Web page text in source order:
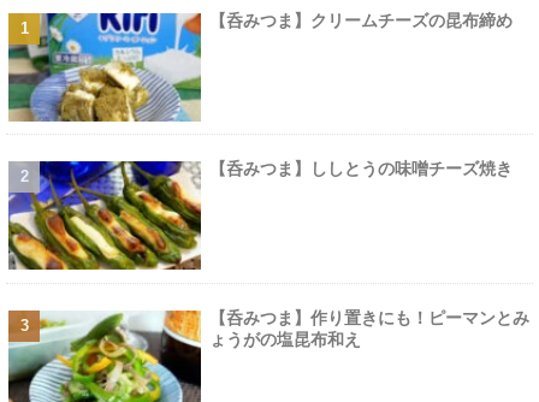
【呑みつま】クリームチーズの昆布締め
【呑みつま】ししとうの味噌チーズ焼き
【呑みつま】作り置きにも！ピーマンとみ
ょうがの塩昆布和え